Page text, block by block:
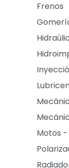
Frenos
Motos